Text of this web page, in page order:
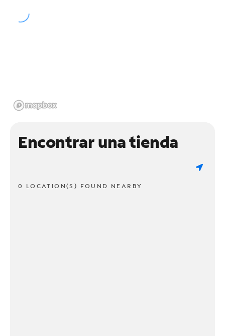
Encontrar una tienda
0 LOCATION(S) FOUND NEARBY